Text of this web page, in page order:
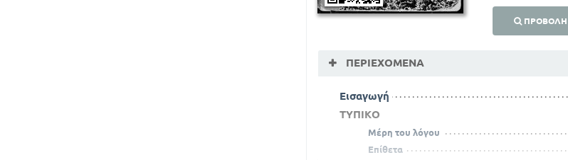
ΠΡΟΒΟΛΉ
ΠΕΡΙΕΧΌΜΕΝΑ
Εισαγωγή
ΤΥΠΙΚΟ
Μέρη του λόγου
Επίθετα